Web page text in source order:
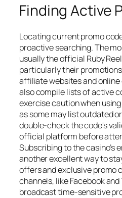
Finding Active
Locating current promo
proactive searching. The
usually the official Ruby
particularly their
affiliate websites and
also compile lists of active
exercise caution when
as some may list outdated
double-check the code's
official platform before
Subscribing to the casino’s
another excellent way to
offers and exclusive promo
channels, like Facebook
broadcast time-sensitive